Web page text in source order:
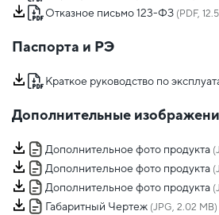
Отказное письмо 123-ФЗ (PDF,
Паспорта и РЭ
Краткое руководство по
Дополнительные
Дополнительное фото продукта
Дополнительное фото продукта
Дополнительное фото продукта
Габаритный Чертеж (JPG, 2.02 MB)